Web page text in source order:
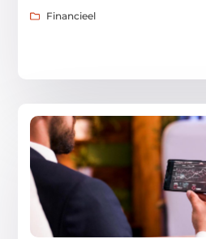
Financieel